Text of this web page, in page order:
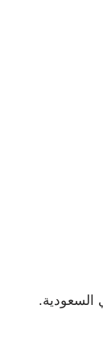
السعودية.